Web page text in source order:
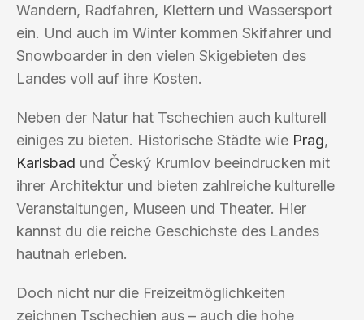
Wandern, Radfahren, Klettern und Wassersport
ein. Und auch im Winter kommen Skifahrer und
Snowboarder in den vielen Skigebieten des
Landes voll auf ihre Kosten.
Neben der Natur hat Tschechien auch kulturell
einiges zu bieten. Historische Städte wie Prag,
Karlsbad und Český Krumlov beeindrucken mit
ihrer Architektur und bieten zahlreiche kulturelle
Veranstaltungen, Museen und Theater. Hier
kannst du die reiche Geschichste des Landes
hautnah erleben.
Doch nicht nur die Freizeitmöglichkeiten
zeichnen Tschechien aus – auch die hohe